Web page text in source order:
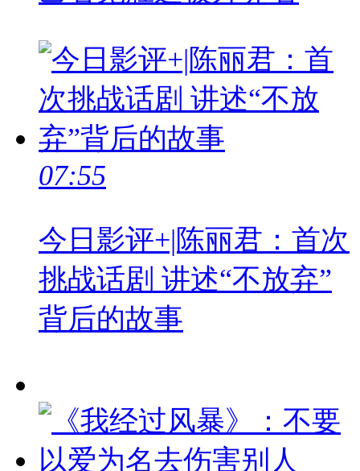
07:55
今日影评+|陈丽君：首次
挑战话剧 讲述“不放弃”
背后的故事